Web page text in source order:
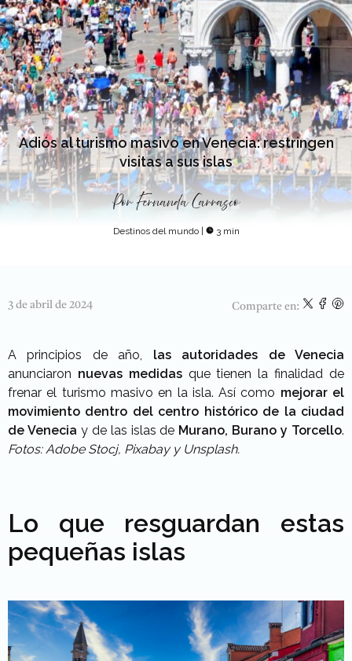
Adiós al turismo masivo en Venecia: restringen
visitas a sus islas
Por Fernanda Carrasco
Destinos del mundo 3 min
3 de abril de 2024 Comparte en:
A principios de año, las autoridades de Venecia
anunciaron nuevas medidasque tienen la finalidad de
frenar el turismo masivo en la isla. Así como mejorar el
movimiento dentro del centro histórico de la ciudad
de Venecia y de las islas de Murano, Burano y Torcello.
Fotos: Adobe Stocj, Pixabay y Unsplash.
Lo que resguardan estas
pequeñas islas